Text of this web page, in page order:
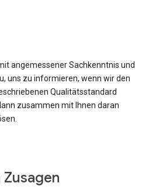
angemessener Sachkenntnis und
uns zu informieren, wenn wir den
Qualitätsstandard
zusammen mit Ihnen daran